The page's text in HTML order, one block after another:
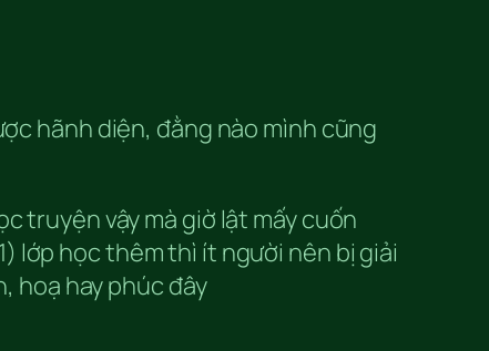
hãnh diện, đằng nào mình cũng
truyện vậy mà giờ lật mấy cuốn
lớp học thêm thì ít người nên bị giải
hoạ hay phúc đây